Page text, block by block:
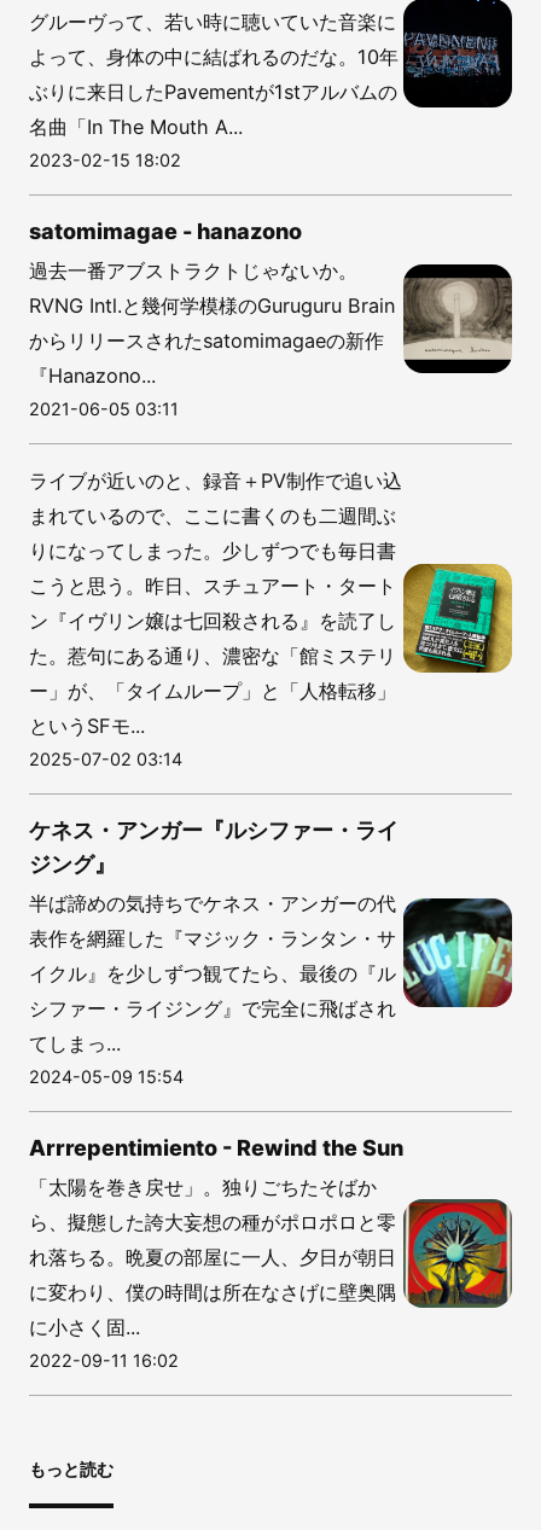
グルーヴって、若い時に聴いていた音楽に
よって、身体の中に結ばれるのだな。10年
ぶりに来日したPavementが1stアルバムの
名曲「In The Mouth A...
2023-02-15 18:02
satomimagae - hanazono
過去一番アブストラクトじゃないか。
RVNG Intl.と幾何学模様のGuruguru Brain
からリリースされたsatomimagaeの新作
『Hanazono...
2021-06-05 03:11
ライブが近いのと、録音＋PV制作で追い込
まれているので、ここに書くのも二週間ぶ
りになってしまった。少しずつでも毎日書
こうと思う。昨日、スチュアート・タート
ン『イヴリン嬢は七回殺される』を読了し
た。惹句にある通り、濃密な「館ミステリ
ー」が、「タイムループ」と「人格転移」
というSFモ...
2025-07-02 03:14
ケネス・アンガー『ルシファー・ライ
ジング』
半ば諦めの気持ちでケネス・アンガーの代
表作を網羅した『マジック・ランタン・サ
イクル』を少しずつ観てたら、最後の『ル
シファー・ライジング』で完全に飛ばされ
てしまっ...
2024-05-09 15:54
Arrrepentimiento - Rewind the Sun
「太陽を巻き戻せ」。独りごちたそばか
ら、擬態した誇大妄想の種がポロポロと零
れ落ちる。晩夏の部屋に一人、夕日が朝日
に変わり、僕の時間は所在なさげに壁奥隅
に小さく固...
2022-09-11 16:02
もっと読む